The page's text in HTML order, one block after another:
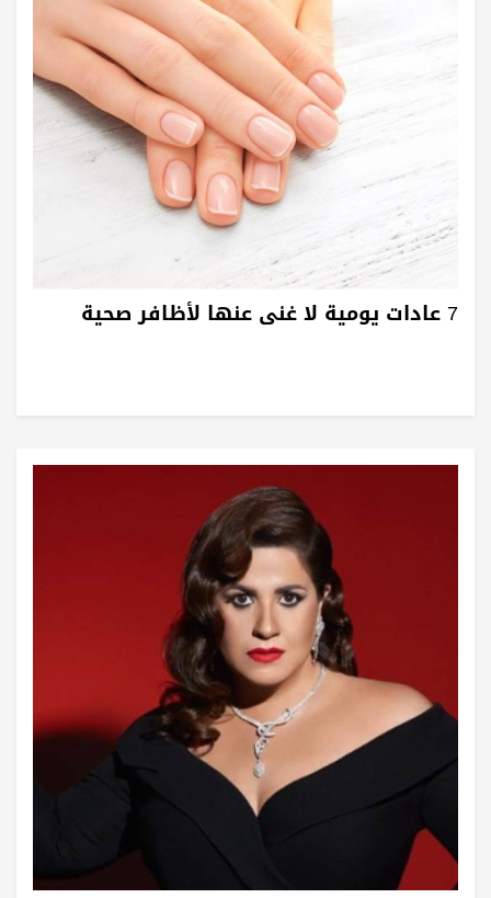
7 عادات يومية لا غنى عنها لأظافر صحية